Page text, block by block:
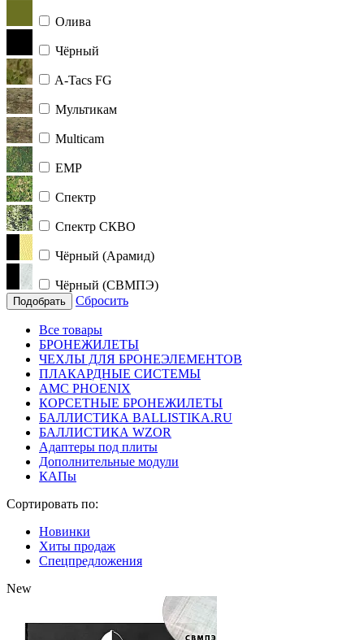
Олива
Чёрный
A-Tacs FG
Мультикам
Multicam
ЕМР
Спектр
Спектр СКВО
Чёрный (Арамид)
Чёрный (СВМПЭ)
Подобрать Сбросить
Все товары
БРОНЕЖИЛЕТЫ
ЧЕХЛЫ ДЛЯ БРОНЕЭЛЕМЕНТОВ
ПЛАКАРДНЫЕ СИСТЕМЫ
АМС PHOENIX
КОРСЕТНЫЕ БРОНЕЖИЛЕТЫ
БАЛЛИСТИКА BALLISTIKA.RU
БАЛЛИСТИКА WZOR
Адаптеры под плиты
Дополнительные модули
КАПы
Сортировать по:
Новинки
Хиты продаж
Спецпредложения
New